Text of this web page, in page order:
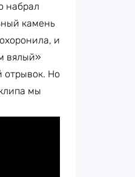
набрал
камень
и
вялый»
отрывок. Но
мы